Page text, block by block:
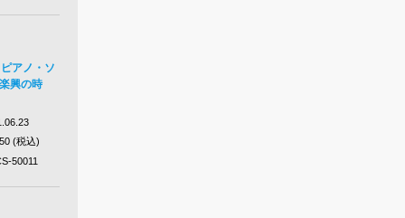
アノ・ソ
興の時
(税込)
50011